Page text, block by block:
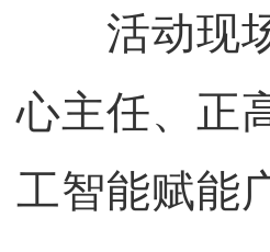
活动现场
心主任、正
工智能赋能